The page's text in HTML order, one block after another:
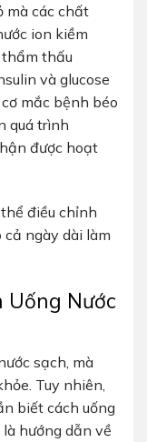
mà các chất
ion kiềm
thấu
và glucose
mắc bệnh béo
quá trình
được hoạt
điều chỉnh
ngày dài làm
Uống Nước
sạch, mà
Tuy nhiên,
biết cách uống
hướng dẫn về